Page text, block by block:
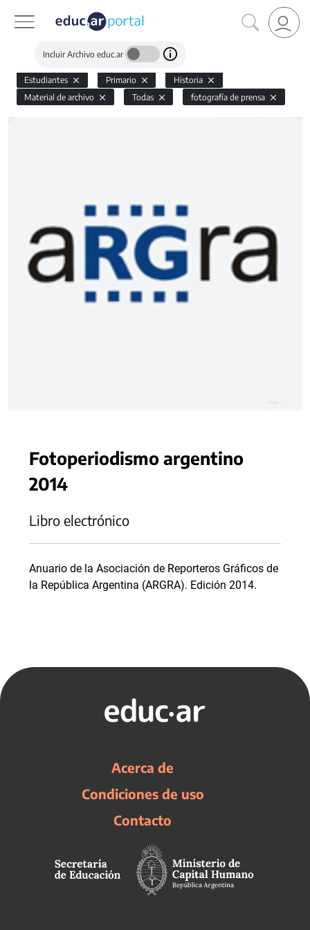
Incluir Archivo educ.ar
Estudiantes Primario
Historia
Material de archivo
Todas fotografía de prensa
Fotoperiodismo argentino
2014
Libro electrónico
Anuario de la Asociación de Reporteros Gráficos de
la República Argentina (ARGRA). Edición 2014.
Acerca de
Condiciones de uso
Contacto